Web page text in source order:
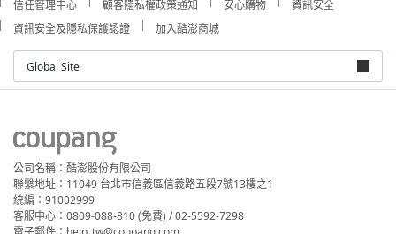
信任管理中心
顧客隱私權政策通知 安心購物
資訊安全
資訊安全及隱私保護認證
加入酷澎商城
Global Site
公司名稱：酷澎股份有限公司
聯繫地址：11049 台北市信義區信義路五段7號13樓之1
統編：91002999
客服中心：0809-088-810 (免費) / 02-5592-7298